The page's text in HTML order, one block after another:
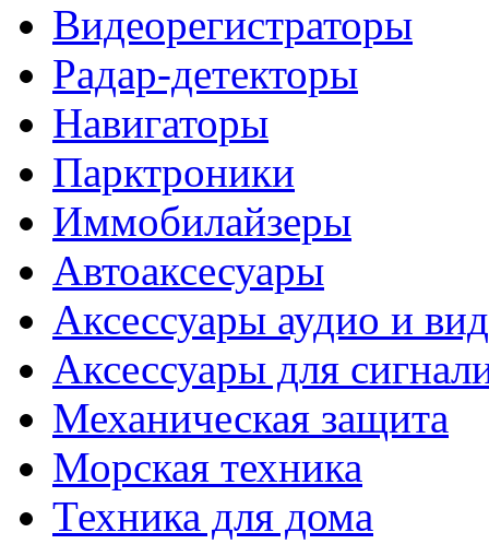
Видеорегистраторы
Радар-детекторы
Навигаторы
Парктроники
Иммобилайзеры
Автоаксесуары
Аксессуары аудио и
Аксессуары для
Механическая защита
Морская техника
Техника для дома